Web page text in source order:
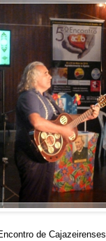
de Cajazeirenses e